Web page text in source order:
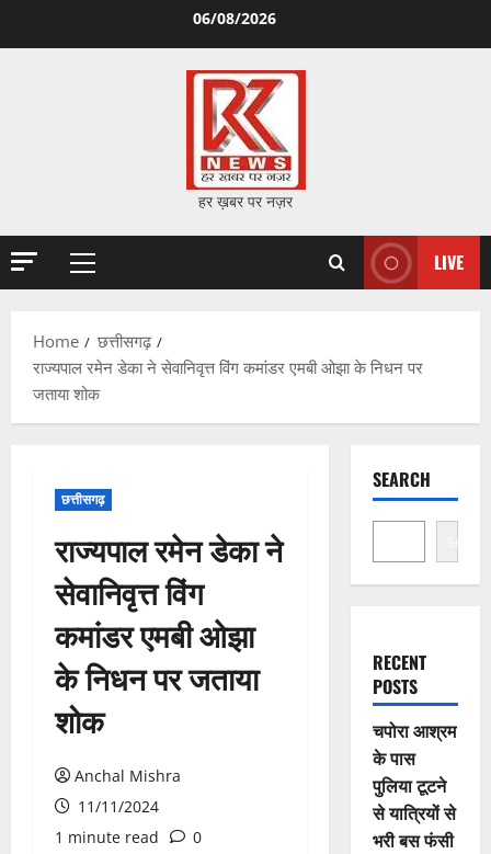
06/08/2026
हर ख़बर पर नज़र
Primary
LIVE
Home
छत्तीसगढ़
राज्यपाल रमेन डेका ने सेवानिवृत्त विंग कमांडर एमबी ओझा के निधन पर
जताया शोक
छत्तीसगढ़
राज्यपाल रमेन डेका ने
सेवानिवृत्त विंग
कमांडर एमबी ओझा
के निधन पर जताया
शोक
Anchal Mishra
11/11/2024
1 minute read
0
SEARCH
Search
RECENT
POSTS
चपोरा आश्रम
के पास
पुलिया टूटने
से यात्रियों से
भरी बस फंसी